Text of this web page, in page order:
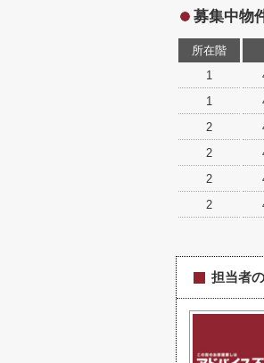
募集中物
所在階
1
1
2
2
2
2
担当者